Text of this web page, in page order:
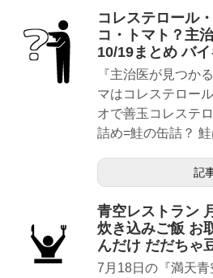
コレステロール
コ・トマト？主
10/19まとめ バ
『主治医が見つか
マはコレステロー
オで善玉コレステ
詰め=鮭の缶詰？
記
青空レストラン
炊き込みご飯 お
んだけ だだちゃ
7月18日の『満天